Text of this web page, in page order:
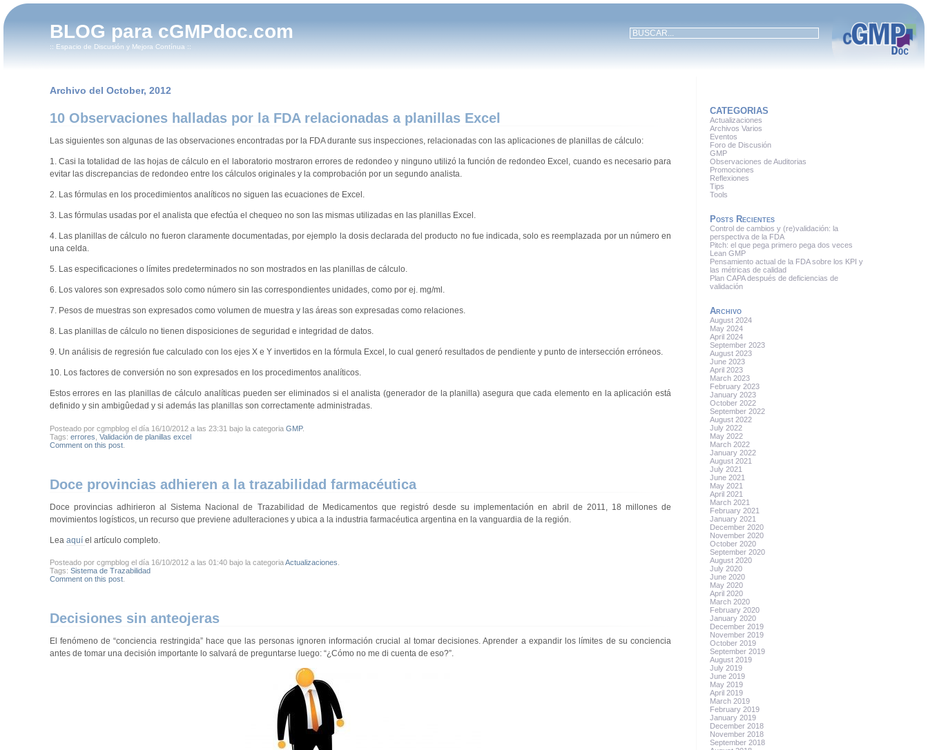
BLOG para cGMPdoc.com
:: Espacio de Discusión y Mejora Contínua ::
Archivo del October, 2012
10 Observaciones halladas por la FDA relacionadas a planillas Excel
Las siguientes son algunas de las observaciones encontradas por la FDA durante sus inspecciones, relacionadas con las aplicaciones de planillas de cálculo:
1. Casi la totalidad de las hojas de cálculo en el laboratorio mostraron errores de redondeo y ninguno utilizó la función de redondeo Excel, cuando es necesario para
evitar las discrepancias de redondeo entre los cálculos originales y la comprobación por un segundo analista.
2. Las fórmulas en los procedimientos analíticos no siguen las ecuaciones de Excel.
3. Las fórmulas usadas por el analista que efectúa el chequeo no son las mismas utilizadas en las planillas Excel.
4. Las planillas de cálculo no fueron claramente documentadas, por ejemplo la dosis declarada del producto no fue indicada, solo es reemplazada por un número en
una celda.
5. Las especificaciones o límites predeterminados no son mostrados en las planillas de cálculo.
6. Los valores son expresados solo como número sin las correspondientes unidades, como por ej. mg/ml.
7. Pesos de muestras son expresados como volumen de muestra y las áreas son expresadas como relaciones.
8. Las planillas de cálculo no tienen disposiciones de seguridad e integridad de datos.
9. Un análisis de regresión fue calculado con los ejes X e Y invertidos en la fórmula Excel, lo cual generó resultados de pendiente y punto de intersección erróneos.
10. Los factores de conversión no son expresados en los procedimentos analíticos.
Estos errores en las planillas de cálculo analíticas pueden ser eliminados si el analista (generador de la planilla) asegura que cada elemento en la aplicación está
definido y sin ambigûedad y si además las planillas son correctamente administradas.
Posteado por cgmpblog el día 16/10/2012 a las 23:31 bajo la categoria GMP.
Tags: errores Validación de planillas excel
Comment on this post.
Doce provincias adhieren a la trazabilidad farmacéutica
Doce provincias adhirieron al Sistema Nacional de Trazabilidad de Medicamentos que registró desde su implementación en abril de 2011, 18 millones de
movimientos logísticos, un recurso que previene adulteraciones y ubica a la industria farmacéutica argentina en la vanguardia de la región.
Lea aquí el artículo completo.
Posteado por cgmpblog el día 16/10/2012 a las 01:40 bajo la categoriaActualizaciones.
Tags: Sistema de Trazabilidad
Comment on this post.
Decisiones sin anteojeras
El fenómeno de “conciencia restringida” hace que las personas ignoren información crucial al tomar decisiones. Aprender a expandir los límites de su conciencia
antes de tomar una decisión importante lo salvará de preguntarse luego: “¿Cómo no me di cuenta de eso?”.
CATEGORIAS
Actualizaciones
Archivos Varios
Eventos
Foro de Discusión
GMP
Observaciones de Auditorias
Promociones
Reflexiones
Tips
Tools
Posts Recientes
Control de cambios y (re)validación: la
perspectiva de la FDA
Pitch: el que pega primero pega dos veces
Lean GMP
Pensamiento actual de la FDA sobre los KPI y
las métricas de calidad
Plan CAPA después de deficiencias de
validación
Archivo
August 2024
May 2024
April 2024
September 2023
August 2023
June 2023
April 2023
March 2023
February 2023
January 2023
October 2022
September 2022
August 2022
July 2022
May 2022
March 2022
January 2022
August 2021
July 2021
June 2021
May 2021
April 2021
March 2021
February 2021
January 2021
December 2020
November 2020
October 2020
September 2020
August 2020
July 2020
June 2020
May 2020
April 2020
March 2020
February 2020
January 2020
December 2019
November 2019
October 2019
September 2019
August 2019
July 2019
June 2019
May 2019
April 2019
March 2019
February 2019
January 2019
December 2018
November 2018
September 2018